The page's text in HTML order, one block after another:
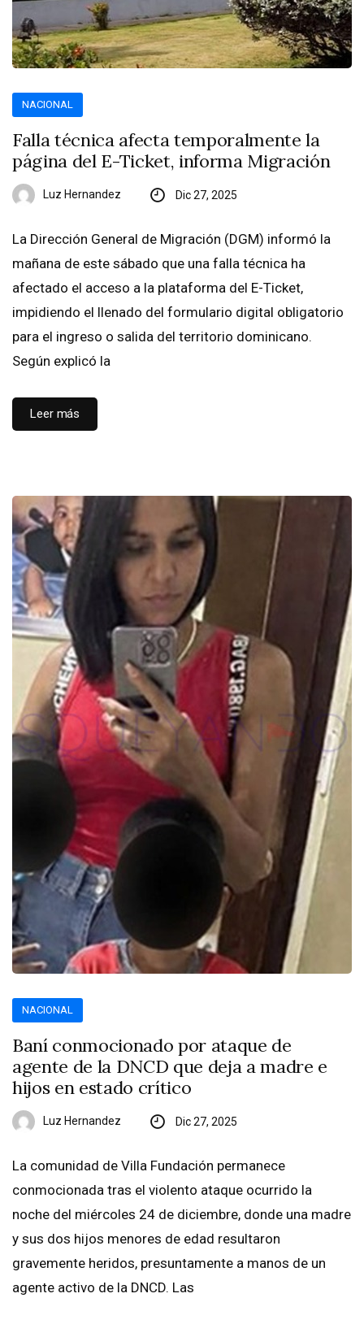
NACIONAL
Falla técnica afecta temporalmente la
página del E-Ticket, informa Migración
Luz Hernandez Dic 27, 2025
La Dirección General de Migración (DGM) informó la
mañana de este sábado que una falla técnica ha
afectado el acceso a la plataforma del E-Ticket,
impidiendo el llenado del formulario digital obligatorio
para el ingreso o salida del territorio dominicano.
Según explicó la
Leer más
NACIONAL
Baní conmocionado por ataque de
agente de la DNCD que deja a madre e
hijos en estado crítico
Luz Hernandez Dic 27, 2025
La comunidad de Villa Fundación permanece
conmocionada tras el violento ataque ocurrido la
noche del miércoles 24 de diciembre, donde una madre
y sus dos hijos menores de edad resultaron
gravemente heridos, presuntamente a manos de un
agente activo de la DNCD. Las